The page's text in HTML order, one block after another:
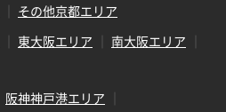
その他京都エリア
東大阪エリア
南大阪エリア
阪神神戸港エリア